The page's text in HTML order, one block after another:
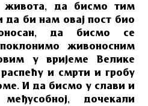
живота, да бисмо тим
да би нам овај пост био
да бисмо се
живоносним
у вријеме Велике
и смрти и гробу
И да бисмо у слави и
дочекали